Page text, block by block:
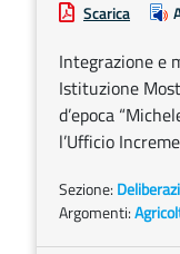
Scarica
Integrazione e
Istituzione
d’epoca
l’Ufficio
Sezione:
Argomenti: